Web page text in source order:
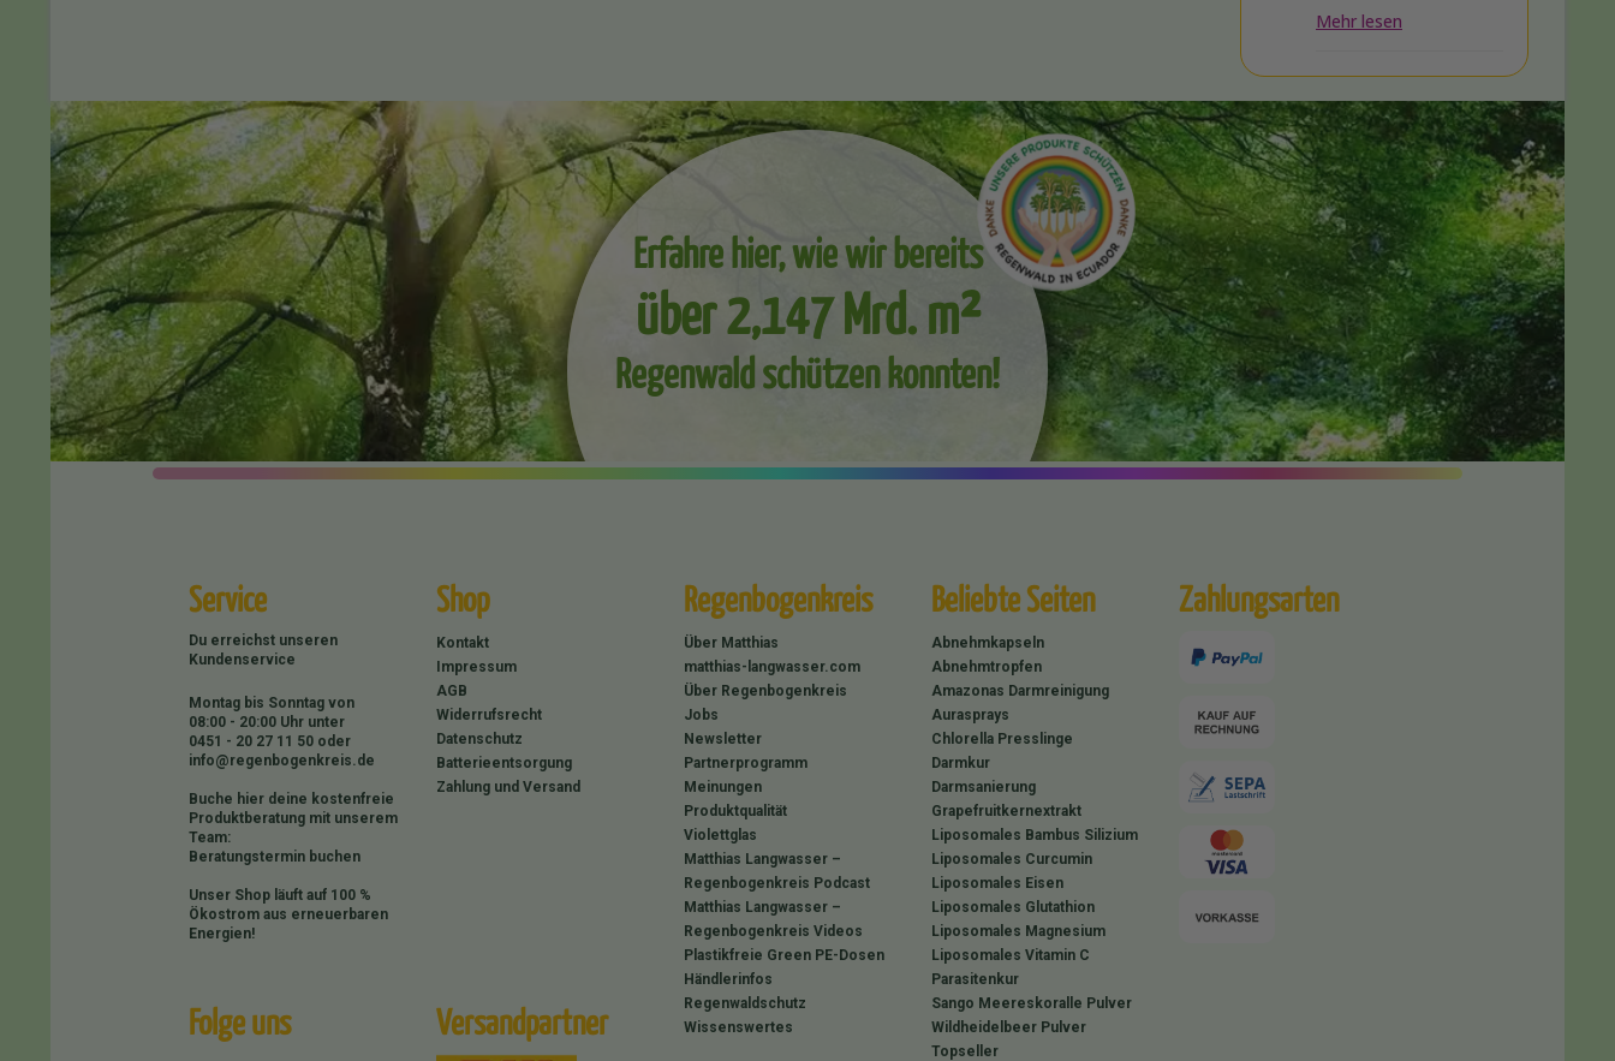
Mehr lesen
Erfahre hier, wie wir bereits
über 2,147 Mrd. m²
Regenwald schützen konnten!
Service
Du erreichst unseren
Kundenservice
Montag bis Sonntag von
08:00 - 20:00 Uhr unter
0451 - 20 27 11 50 oder
info@regenbogenkreis.de
Buche hier deine kostenfreie
Produktberatung mit unserem
Team:
Beratungstermin buchen
Unser Shop läuft auf 100 %
Ökostrom aus erneuerbaren
Energien!
Shop
Kontakt
Impressum
AGB
Widerrufsrecht
Datenschutz
Batterieentsorgung
Zahlung und Versand
Regenbogenkreis
Über Matthias
matthias-langwasser.com
Über Regenbogenkreis
Jobs
Newsletter
Partnerprogramm
Meinungen
Produktqualität
Violettglas
Matthias Langwasser –
Regenbogenkreis Podcast
Matthias Langwasser –
Regenbogenkreis Videos
Plastikfreie Green PE-Dosen
Händlerinfos
Regenwaldschutz
Wissenswertes
Beliebte Seiten
Abnehmkapseln
Abnehmtropfen
Amazonas Darmreinigung
Aurasprays
Chlorella Presslinge
Darmkur
Darmsanierung
Grapefruitkernextrakt
Liposomales Bambus Silizium
Liposomales Curcumin
Liposomales Eisen
Liposomales Glutathion
Liposomales Magnesium
Liposomales Vitamin C
Parasitenkur
Sango Meereskoralle Pulver
Wildheidelbeer Pulver
Topseller
Zahlungsarten
Folge uns Versandpartner